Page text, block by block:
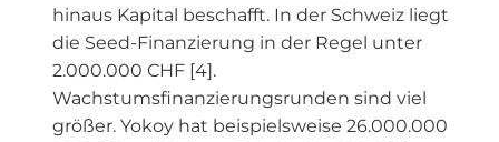
hinaus Kapital beschafft. In der Schweiz liegt
die Seed-Finanzierung in der Regel unter
2.000.000 CHF [4].
Wachstumsfinanzierungsrunden sind viel
größer. Yokoy hat beispielsweise 26.000.000